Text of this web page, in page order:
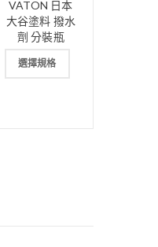
VATON 日本
大谷塗料 撥水
劑 分裝瓶
選擇規格